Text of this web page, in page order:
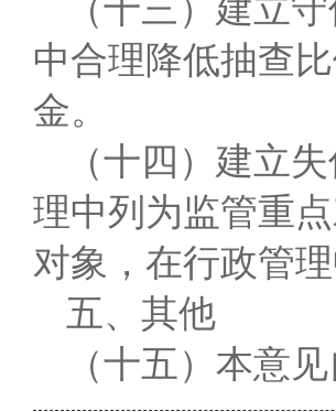
中合理降低抽查
金。
（十四）建立
理中列为监管重
对象，在行政管
五、其他
（十五）本意